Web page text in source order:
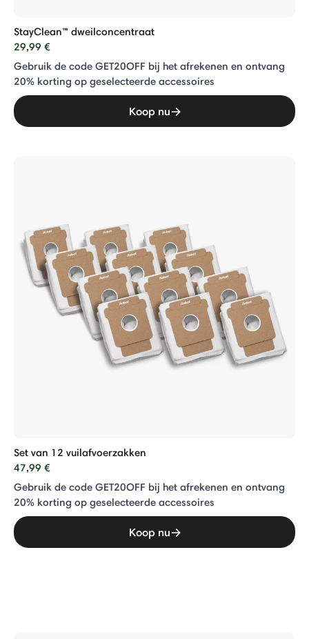
StayClean™ dweilconcentraat
29,99 €
Gebruik de code GET20OFF bij het afrekenen en ontvang
20% ​​korting op geselecteerde accessoires
Koop nu
Set van 12 vuilafvoerzakken
47,99 €
Gebruik de code GET20OFF bij het afrekenen en ontvang
20% ​​korting op geselecteerde accessoires
Koop nu